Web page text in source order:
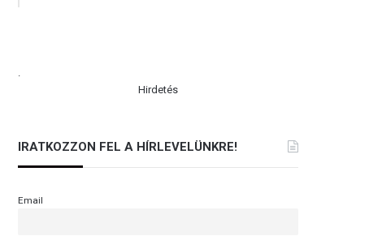
.
Hirdetés
IRATKOZZON FEL A HÍRLEVELÜNKRE!
Email